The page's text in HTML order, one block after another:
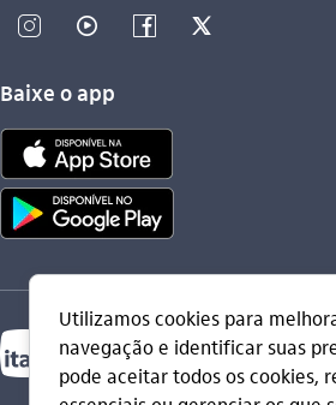
instagram_outline video_outline facebook_outline twitter_outline
Baixe o app